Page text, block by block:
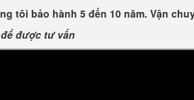
tôi bảo hành 5 đến 10 năm. Vận
được tư vấn